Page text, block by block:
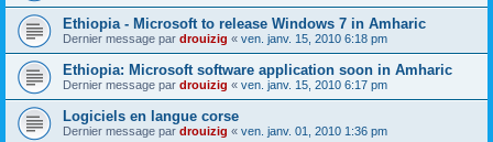
Ethiopia - Microsoft to release Windows 7 in Amharic
Dernier message par drouizig « ven. janv. 15, 2010 6:18 pm
Ethiopia: Microsoft software application soon in Amharic
Dernier message par drouizig « ven. janv. 15, 2010 6:17 pm
Logiciels en langue corse
Dernier message par drouizig « ven. janv. 01, 2010 1:36 pm